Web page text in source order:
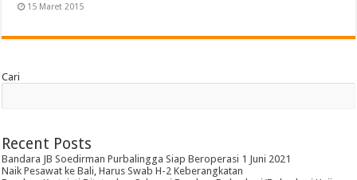
15 Maret 2015
Cari
Recent Posts
Bandara JB Soedirman Purbalingga Siap Beroperasi 1 Juni 2021
Naik Pesawat ke Bali, Harus Swab H-2 Keberangkatan